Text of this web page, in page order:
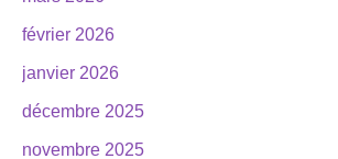
février 2026
janvier 2026
décembre 2025
novembre 2025